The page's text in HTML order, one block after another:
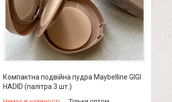
Компактна подвійна пудра Maybelline GIGI
HADID (палітра 3 шт.)